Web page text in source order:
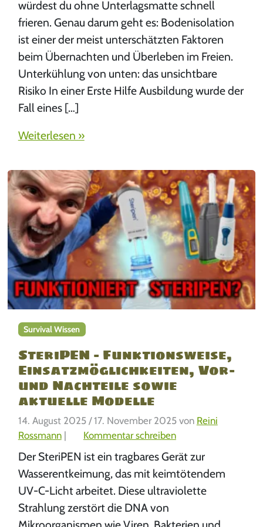
würdest du ohne Unterlagsmatte schnell
frieren. Genau darum geht es: Bodenisolation
ist einer der meist unterschätzten Faktoren
beim Übernachten und Überleben im Freien.
Unterkühlung von unten: das unsichtbare
Risiko In einer Erste Hilfe Ausbildung wurde der
Fall eines […]
Weiterlesen »
Survival Wissen
SteriPEN – Funktionsweise,
Einsatzmöglichkeiten, Vor-
und Nachteile sowie
aktuelle Modelle
14. August 2025 / 17. November 2025von Reini
Rossmann | Kommentar schreiben
Der SteriPEN ist ein tragbares Gerät zur
Wasserentkeimung, das mit keimtötendem
UV-C-Licht arbeitet. Diese ultraviolette
Strahlung zerstört die DNA von